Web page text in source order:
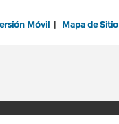
Móvil Mapa de Sitio